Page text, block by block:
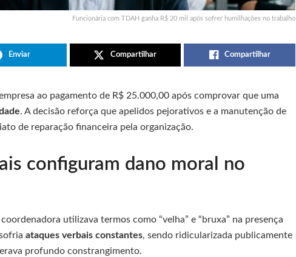
Funcionária com TDAH ganha R$ 20 mil após sofrer humilhações no trabalho
Enviar Compartilhar Compartilhar
ao pagamento de R$ 25.000,00 após comprovar que uma
. A decisão reforça que apelidos pejorativos e a manutenção de
de reparação financeira pela organização.
configuram dano moral no
utilizava termos como “velha” e “bruxa” na presença
ataques verbais constantes, sendo ridicularizada publicamente
profundo constrangimento.